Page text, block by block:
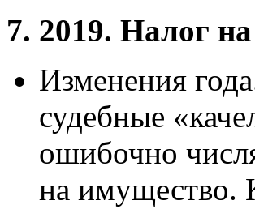
7. 2019. Налог
Изменения
судебные
ошибочно
на имущество.